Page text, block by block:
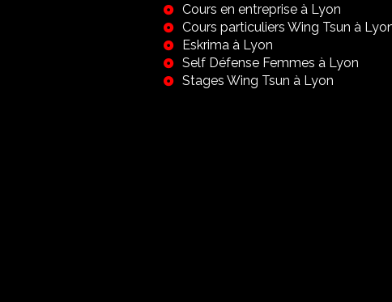
Cours en entreprise à Lyon
Cours particuliers Wing Tsun à
Eskrima à Lyon
Self Défense Femmes à Lyon
Stages Wing Tsun à Lyon